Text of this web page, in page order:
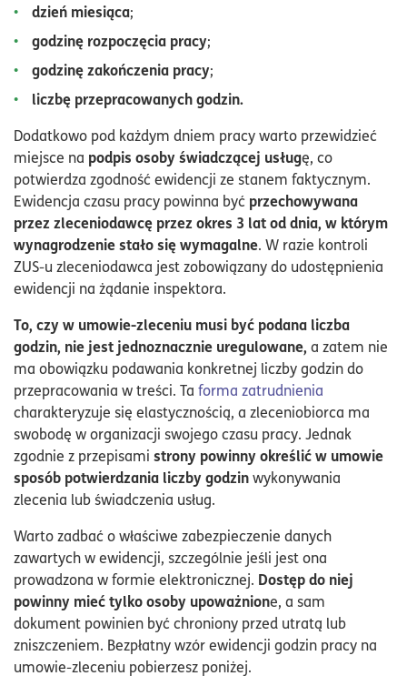
dzień miesiąca;
godzinę rozpoczęcia pracy;
godzinę zakończenia pracy;
liczbę przepracowanych godzin.
Dodatkowo pod każdym dniem pracy warto przewidzieć
miejsce na podpis osoby świadczącej usługę, co
potwierdza zgodność ewidencji ze stanem faktycznym.
Ewidencja czasu pracy powinna być przechowywana
przez zleceniodawcę przez okres 3 lat od dnia, w którym
wynagrodzenie stało się wymagalne. W razie kontroli
ZUS-u zleceniodawca jest zobowiązany do udostępnienia
ewidencji na żądanie inspektora.
To, czy w umowie-zleceniu musi być podana liczba
godzin, nie jest jednoznacznie uregulowane, a zatem nie
ma obowiązku podawania konkretnej liczby godzin do
przepracowania w treści. Ta forma zatrudnienia
charakteryzuje się elastycznością, a zleceniobiorca ma
swobodę w organizacji swojego czasu pracy. Jednak
zgodnie z przepisami strony powinny określić w umowie
sposób potwierdzania liczby godzinwykonywania
zlecenia lub świadczenia usług.
Warto zadbać o właściwe zabezpieczenie danych
zawartych w ewidencji, szczególnie jeśli jest ona
prowadzona w formie elektronicznej. Dostęp do niej
powinny mieć tylko osoby upoważnione, a sam
dokument powinien być chroniony przed utratą lub
zniszczeniem. Bezpłatny wzór ewidencji godzin pracy na
umowie-zleceniu pobierzesz poniżej.